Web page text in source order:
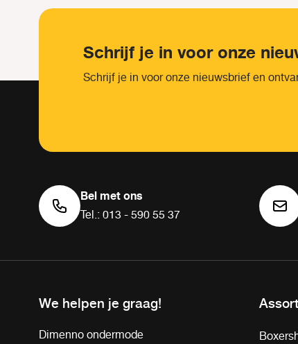
Schrijf je in voor onze
Schrijf je in voor onze nieuwsbrief en
Bel met ons
Tel.: 013 - 590 55 37
We helpen je graag!
Dimenno ondermode